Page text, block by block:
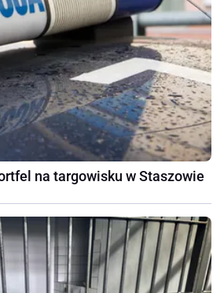
na targowisku w Staszowie